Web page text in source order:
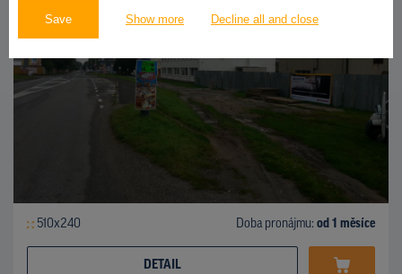
Save Show more Decline all and close
510x240 Doba pronájmu: od 1 měsíce
DETAIL